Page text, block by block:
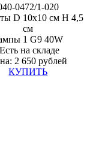
0472/1-020
D 10x10 см H 4,5
см
1 G9 40W
Есть на складе
2 650 рублей
КУПИТЬ